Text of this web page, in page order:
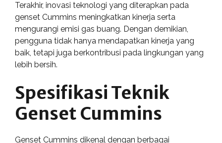
Terakhir, inovasi teknologi yang diterapkan pada
genset Cummins meningkatkan kinerja serta
mengurangi emisi gas buang. Dengan demikian,
pengguna tidak hanya mendapatkan kinerja yang
baik, tetapi juga berkontribusi pada lingkungan yang
lebih bersih.
Spesifikasi Teknik
Genset Cummins
Genset Cummins dikenal dengan berbagai